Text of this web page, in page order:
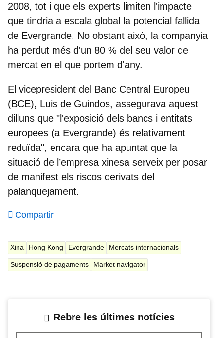
2008, tot i que els experts limiten l'impacte
que tindria a escala global la potencial fallida
de Evergrande. No obstant això, la companyia
ha perdut més d'un 80 % del seu valor de
mercat en el que portem d'any.
El vicepresident del Banc Central Europeu
(BCE), Luis de Guindos, assegurava aquest
dilluns que "l'exposició dels bancs i entitats
europees (a Evergrande) és relativament
reduïda", encara que ha apuntat que la
situació de l’empresa xinesa serveix per posar
de manifest els riscos derivats del
palanquejament.
Compartir
Xina Hong Kong Evergrande Mercats internacionals
Suspensió de pagaments Market navigator
Rebre les últimes notícies